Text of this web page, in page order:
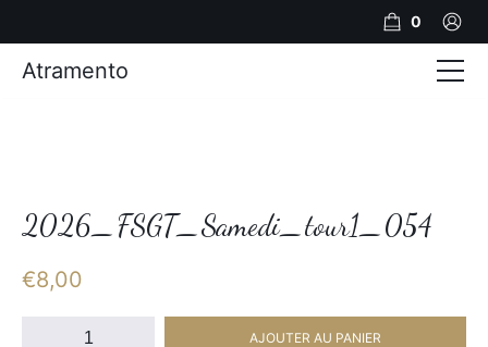
2026_FSGT_Samedi_tour1_054
€8,00
quantité
AJOUTER AU PANIER
0
Atramento
Photos